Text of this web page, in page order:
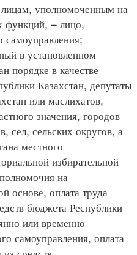
уполномоченным на
функций, – лицо,
самоуправления;
в установленном
порядке в качестве
Казахстан, депутаты
или маслихатов,
значения, городов
сел, сельских округов, а
местного
избирательной
на
основе, оплата труда
бюджета Республики
или временно
самоуправления, оплата